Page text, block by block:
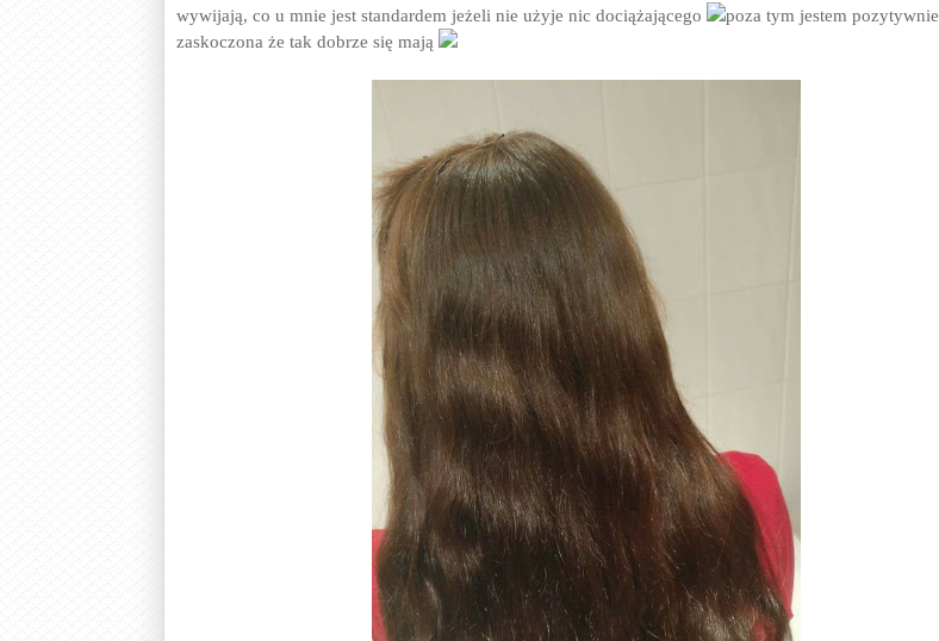
wywijają, co u mnie jest standardem jeżeli nie użyje nic dociążającego
poza tym jestem pozytywnie
zaskoczona że tak dobrze się mają